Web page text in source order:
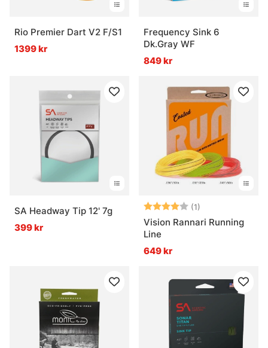
Rio Premier Dart V2 F/S1
1399 kr
Frequency Sink 6
Dk.Gray WF
849 kr
SA Headway Tip 12' 7g
399 kr
Betyg: (1)
Vision Rannari Running
Line
649 kr